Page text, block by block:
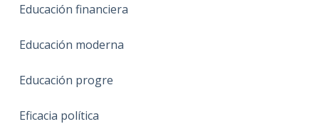
Educación financiera
Educación moderna
Educación progre
Eficacia política